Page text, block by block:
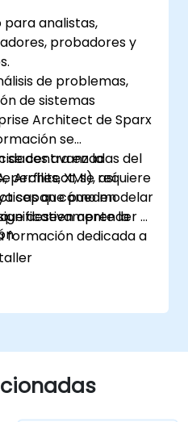
para analistas,
probadores y
de problemas,
de sistemas
Architect de Sparx
se
avanzadas del
perfiles, XMI), así
que pueden
la
se centra en la
Architect, se requiere
sepan cómo modelar
deseen aprender a
formación dedicada a